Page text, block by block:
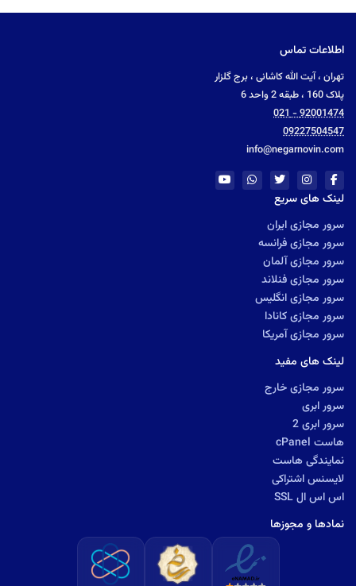
اطلاعات تماس
تهران ، آیت الله کاشانی ، برج گلزار
پلاک 160 ، طبقه 2 واحد 6
92001474 - 021
09227504547
info@negarnovin.com
لینک های سریع
سرور مجازی ایران
سرور مجازی فرانسه
سرور مجازی آلمان
سرور مجازی فنلاند
سرور مجازی انگلیس
سرور مجازی کانادا
سرور مجازی آمریکا
لینک های مفید
سرور مجازی خارج
سرور ابری
سرور ابری 2
هاست cPanel
نمایندگی هاست
لایسنس اشتراکی
اس اس ال SSL
نمادها و مجوزها